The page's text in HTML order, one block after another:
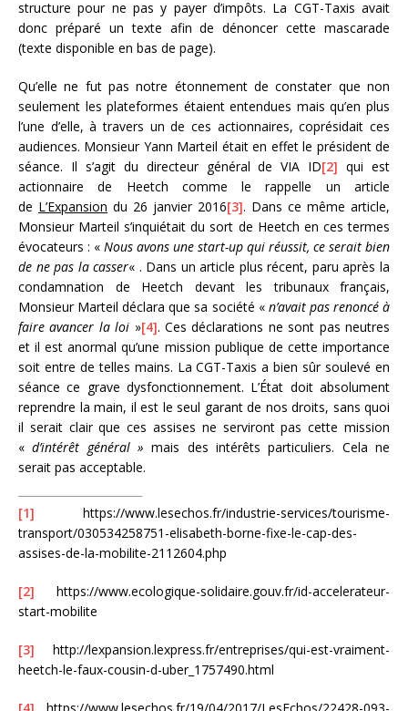
structure pour ne pas y payer d’impôts. La CGT-Taxis avait
donc préparé un texte afin de dénoncer cette mascarade
(texte disponible en bas de page).
Qu’elle ne fut pas notre étonnement de constater que non
seulement les plateformes étaient entendues mais qu’en plus
l’une d’elle, à travers un de ces actionnaires, coprésidait ces
audiences. Monsieur Yann Marteil était en effet le président de
séance. Il s’agit du directeur général de VIA ID[2] qui est
actionnaire de Heetch comme le rappelle un article
de L’Expansion du 26 janvier 2016[3]. Dans ce même article,
Monsieur Marteil s’inquiétait du sort de Heetch en ces termes
évocateurs : « Nous avons une start-up qui réussit, ce serait bien
de ne pas la casser« . Dans un article plus récent, paru après la
condamnation de Heetch devant les tribunaux français,
Monsieur Marteil déclara que sa société « n’avait pas renoncé à
faire avancer la loi »[4]. Ces déclarations ne sont pas neutres
et il est anormal qu’une mission publique de cette importance
soit entre de telles mains. La CGT-Taxis a bien sûr soulevé en
séance ce grave dysfonctionnement. L’État doit absolument
reprendre la main, il est le seul garant de nos droits, sans quoi
il serait clair que ces assises ne serviront pas cette mission
«d’intérêt général » mais des intérêts particuliers. Cela ne
serait pas acceptable.
[1] https://www.lesechos.fr/industrie-services/tourisme-
transport/030534258751-elisabeth-borne-fixe-le-cap-des-
assises-de-la-mobilite-2112604.php
[2] https://www.ecologique-solidaire.gouv.fr/id-accelerateur-
start-mobilite
[3] http://lexpansion.lexpress.fr/entreprises/qui-est-vraiment-
heetch-le-faux-cousin-d-uber_1757490.html